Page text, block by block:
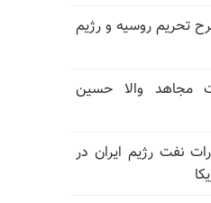
تحریم روسیه و رژیم
مجاهد والا حسین
نفت رژیم ایران در